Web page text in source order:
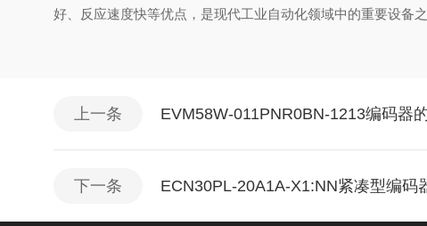
好、反应速度快等优点，是现代工业自动化领域中的重要设备之
上一条 EVM58W-011PNR0BN-1213编码器
下一条 ECN30PL-20A1A-X1:NN紧凑型编码